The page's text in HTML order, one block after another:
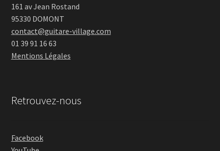
161 av Jean Rostand
95330 DOMONT
contact@guitare-village.com
01 39 91 16 63
Mentions Légales
Retrouvez-nous
Facebook